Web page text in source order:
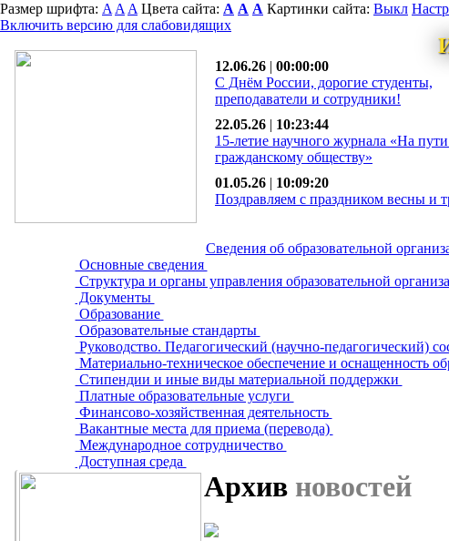
Размер шрифта: A A A Цвета сайта: A A A Картинки сайта: Выкл
Включить версию для слабовидящих
12.06.26 | 00:00:00
С Днём России, дорогие студенты,
преподаватели и сотрудники!
22.05.26 | 10:23:44
15-летие научного журнала «На
гражданскому обществу»
01.05.26 | 10:09:20
Поздравляем с праздником весны и
Сведения об образовательной
Основные сведения
Структура и органы управления образовательной
Документы
Образование
Образовательные стандарты
Руководство. Педагогический (научно-педагогический)
Материально-техническое обеспечение и оснащенность
Стипендии и иные виды материальной поддержки
Платные образовательные услуги
Финансово-хозяйственная деятельность
Вакантные места для приема (перевода)
Международное сотрудничество
Доступная среда
Архив новостей